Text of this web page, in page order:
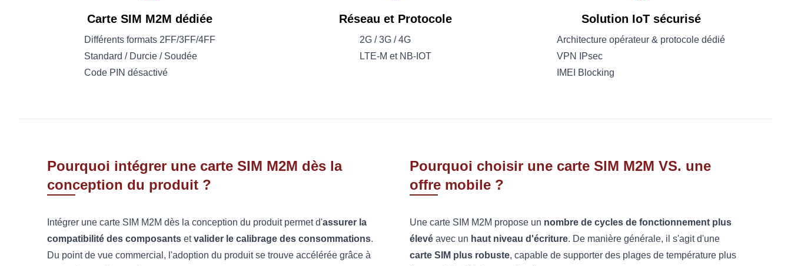
Carte SIM M2M dédiée
Différents formats 2FF/3FF/4FF
Standard / Durcie / Soudée
Code PIN désactivé
Réseau et Protocole
2G / 3G / 4G
LTE-M et NB-IOT
Solution IoT sécurisé
Architecture opérateur & protocole dédié
VPN IPsec
IMEI Blocking
Pourquoi intégrer une carte SIM M2M dès la
conception du produit ?
Intégrer une carte SIM M2M dès la conception du produit permet d'assurer la
compatibilité des composants etvalider le calibrage des consommations.
Du point de vue commercial, l'adoption du produit se trouve accélérée grâce à
Pourquoi choisir une carte SIM M2M VS. une
offre mobile ?
Une carte SIM M2M propose un nombre de cycles de fonctionnement plus
élevé avec un haut niveau d'écriture. De manière générale, il s'agit d'une
carte SIM plus robuste, capable de supporter des plages de température plus